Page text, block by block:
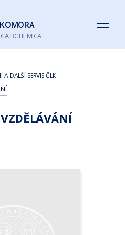
BOHEMICA
A DALŠÍ SERVIS ČLK